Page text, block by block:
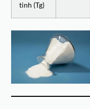
tinh (Tg)